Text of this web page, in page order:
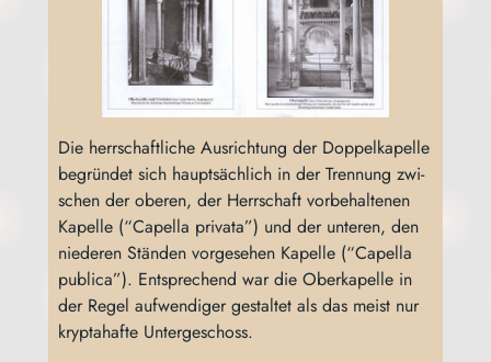
Die herr­schaft­li­che Aus­rich­tung der Dop­pel­ka­pel­le
begrün­det sich haupt­säch­lich in der Tren­nung zwi­
schen der obe­ren, der Herr­schaft vor­be­hal­te­nen
Kapel­le (“Capel­la pri­vata”) und der unte­ren, den
nie­de­ren Stän­den vor­ge­se­hen Kapel­le (“Capel­la
publi­ca”). Ent­spre­chend war die Ober­ka­pel­le in
der Regel auf­wen­di­ger gestal­tet als das meist nur
kryp­ta­haf­te Untergeschoss.